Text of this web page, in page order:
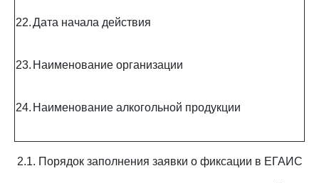
22.Дата начала действия
23. Наименование организации
24. Наименование алкогольной продукции
2.1. Порядок заполнения заявки о фиксации в ЕГАИС